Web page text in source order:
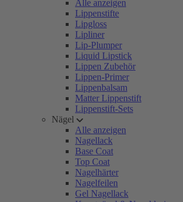
Alle anzeigen
Lippenstifte
Lipgloss
Lipliner
Lip-Plumper
Liquid Lipstick
Lippen Zubehör
Lippen-Primer
Lippenbalsam
Matter Lippenstift
Lippenstift-Sets
Nägel
Alle anzeigen
Nagellack
Base Coat
Top Coat
Nagelhärter
Nagelfeilen
Gel Nagellack